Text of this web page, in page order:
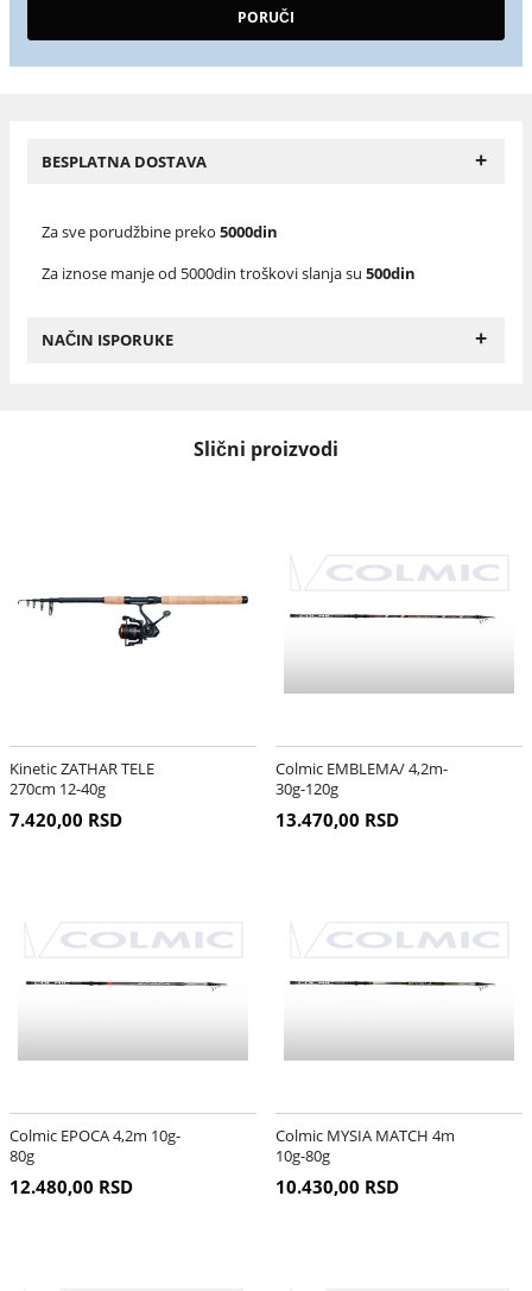
BESPLATNA DOSTAVA +
Za sve porudžbine preko 5000din
Za iznose manje od 5000din troškovi slanja su 500din
NAČIN ISPORUKE +
Slični proizvodi
Kinetic ZATHAR TELE
270cm 12-40g
7.420,00 RSD
Colmic EMBLEMA/ 4,2m-
30g-120g
13.470,00 RSD
Colmic EPOCA 4,2m 10g-
80g
12.480,00 RSD
Colmic MYSIA MATCH 4m
10g-80g
10.430,00 RSD